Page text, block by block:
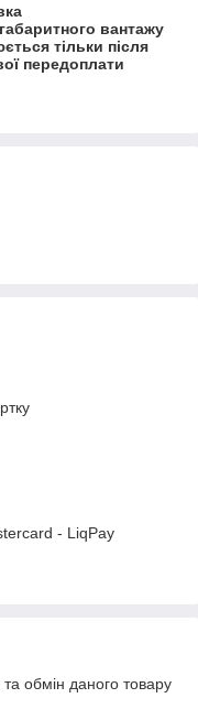
вантажу
тільки після
передоплати
- LiqPay
обмін даного товару